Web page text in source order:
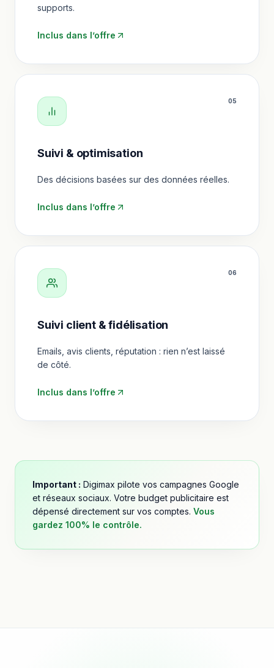
supports.
Inclus dans l’offre
05
Suivi & optimisation
Des décisions basées sur des données réelles.
Inclus dans l’offre
06
Suivi client & fidélisation
Emails, avis clients, réputation : rien n’est laissé
de côté.
Inclus dans l’offre
Important : Digimax pilote vos campagnes Google
et réseaux sociaux. Votre budget publicitaire est
dépensé directement sur vos comptes. Vous
gardez 100% le contrôle.